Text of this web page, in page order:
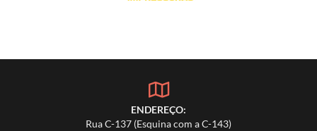
ENDEREÇO:
Rua C-137 (Esquina com a C-143)